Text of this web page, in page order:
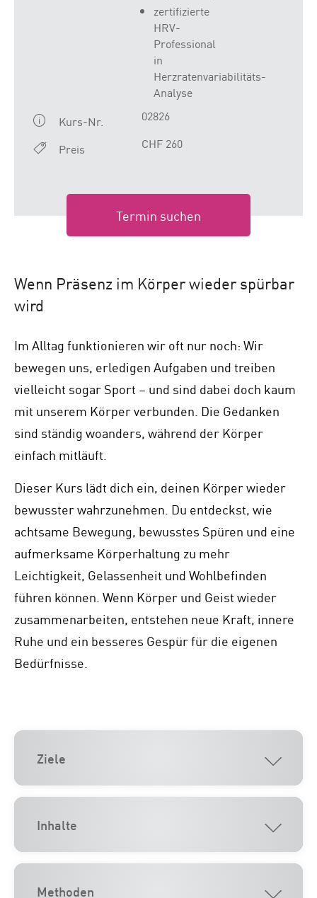
zertifizierte
HRV-
Professional
in
Herzratenvariabilitäts-
Analyse
Kurs-Nr.
02826
Preis
CHF 260
Termin suchen
Wenn Präsenz im Körper wieder spürbar
wird
Im Alltag funktionieren wir oft nur noch: Wir
bewegen uns, erledigen Aufgaben und treiben
vielleicht sogar Sport – und sind dabei doch kaum
mit unserem Körper verbunden. Die Gedanken
sind ständig woanders, während der Körper
einfach mitläuft.
Dieser Kurs lädt dich ein, deinen Körper wieder
bewusster wahrzunehmen. Du entdeckst, wie
achtsame Bewegung, bewusstes Spüren und eine
aufmerksame Körperhaltung zu mehr
Leichtigkeit, Gelassenheit und Wohlbefinden
führen können. Wenn Körper und Geist wieder
zusammenarbeiten, entstehen neue Kraft, innere
Ruhe und ein besseres Gespür für die eigenen
Bedürfnisse.
Ziele
Inhalte
Methoden